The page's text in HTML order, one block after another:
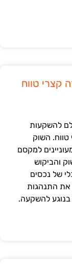
קצרי טווח
להשקעות
השוק
למקסם
והביקוש
של נכסים
את התנהגות
להשקעה.